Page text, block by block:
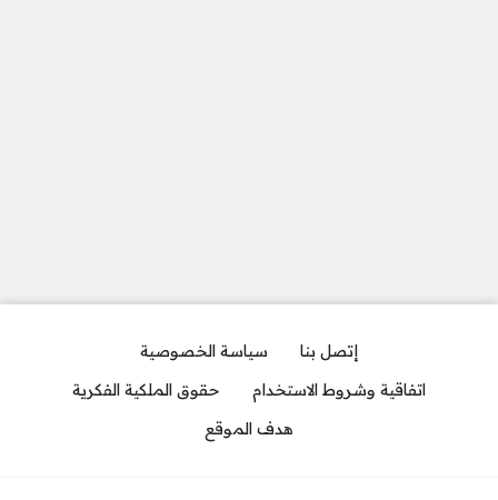
إتصل بنا
سياسة الخصوصية
اتفاقية وشروط الاستخدام
حقوق الملكية الفكرية
هدف الموقع